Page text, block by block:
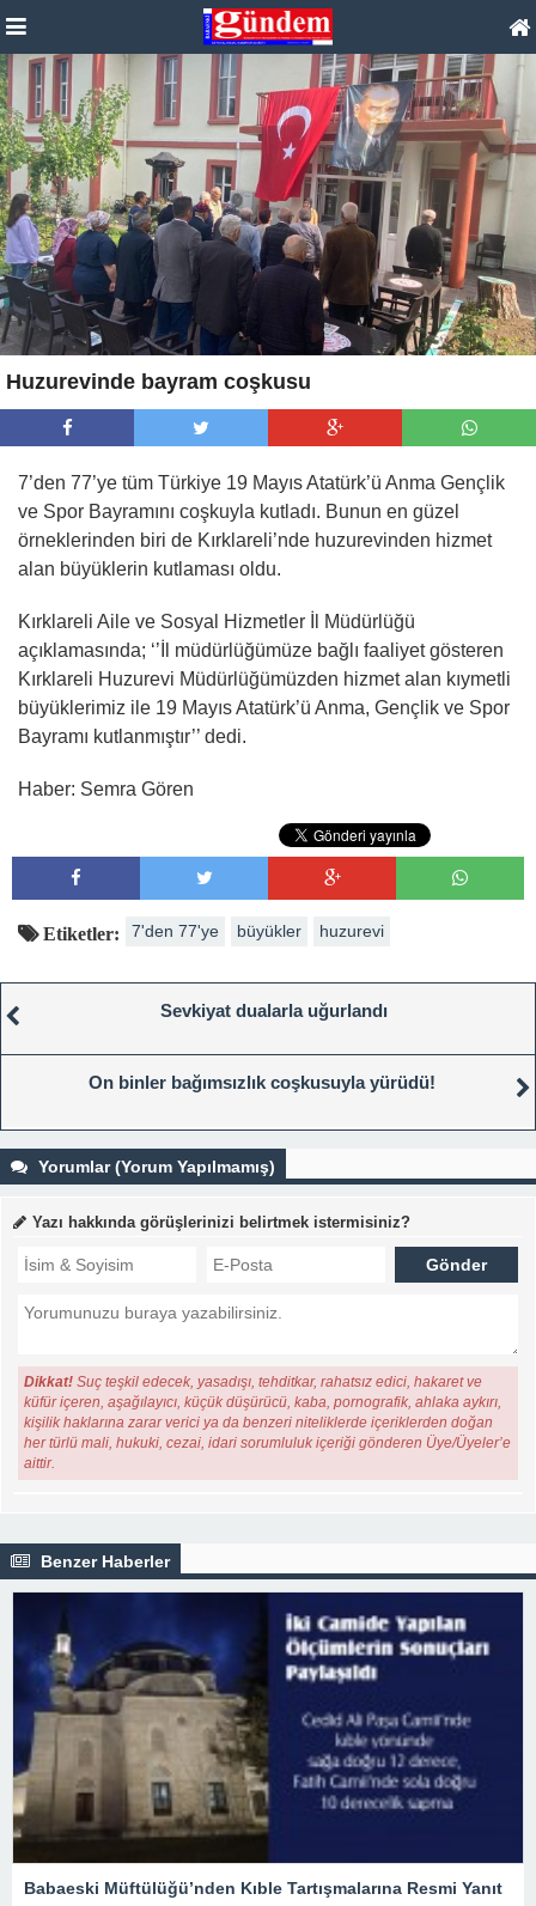
Huzurevinde bayram coşkusu
7’den 77’ye tüm Türkiye 19 Mayıs Atatürk’ü Anma Gençlik
ve Spor Bayramını coşkuyla kutladı. Bunun en güzel
örneklerinden biri de Kırklareli’nde huzurevinden hizmet
alan büyüklerin kutlaması oldu.
Kırklareli Aile ve Sosyal Hizmetler İl Müdürlüğü
açıklamasında; ‘’İl müdürlüğümüze bağlı faaliyet gösteren
Kırklareli Huzurevi Müdürlüğümüzden hizmet alan kıymetli
büyüklerimiz ile 19 Mayıs Atatürk’ü Anma, Gençlik ve Spor
Bayramı kutlanmıştır’’ dedi.
Haber: Semra Gören
Etiketler: 7'den 77'ye büyükler huzurevi
Sevkiyat dualarla uğurlandı
On binler bağımsızlık coşkusuyla yürüdü!
Yorumlar (Yorum Yapılmamış)
Yazı hakkında görüşlerinizi belirtmek istermisiniz?
Dikkat! Suç teşkil edecek, yasadışı, tehditkar, rahatsız edici, hakaret ve
küfür içeren, aşağılayıcı, küçük düşürücü, kaba, pornografik, ahlaka aykırı,
kişilik haklarına zarar verici ya da benzeri niteliklerde içeriklerden doğan
her türlü mali, hukuki, cezai, idari sorumluluk içeriği gönderen Üye/Üyeler’e
aittir.
Benzer Haberler
Babaeski Müftülüğü’nden Kıble Tartışmalarına Resmi Yanıt